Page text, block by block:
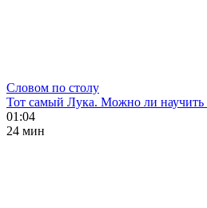
Словом по столу
Тот самый Лука. Можно ли научить
01:04
24 мин